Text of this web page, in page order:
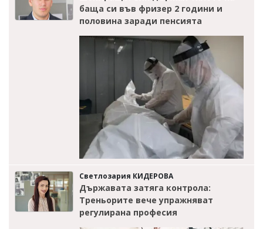
баща си във фризер 2 години и
половина заради пенсията
Светлозария КИДЕРОВА
Държавата затяга контрола:
Треньорите вече упражняват
регулирана професия